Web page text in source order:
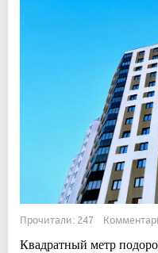
Прочитали: 247
Квадратный метр